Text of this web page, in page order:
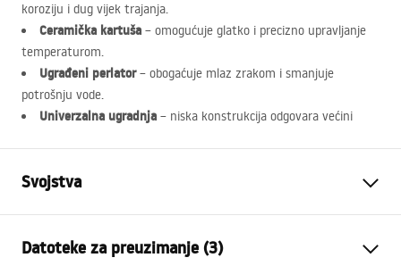
koroziju i dug vijek trajanja.
Ceramička kartuša – omogućuje glatko i precizno upravljanje
temperaturom.
Ugrađeni perlator– obogaćuje mlaz zrakom i smanjuje
potrošnju vode.
Univerzalna ugradnja – niska konstrukcija odgovara većini
Svojstva
Način montaže
Stojeća
Datoteke za preuzimanje (3)